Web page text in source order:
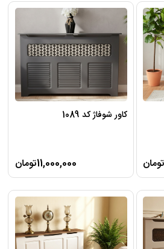
کاور شوفاژ کد 1089
11,000,000تومان